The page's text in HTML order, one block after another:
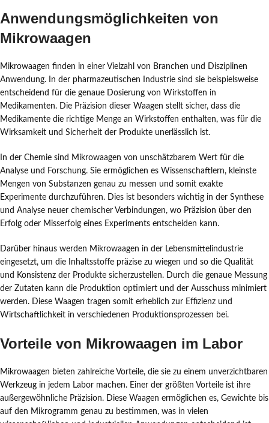
Anwendungsmöglichkeiten von
Mikrowaagen
Mikrowaagen finden in einer Vielzahl von Branchen und Disziplinen
Anwendung. In der pharmazeutischen Industrie sind sie beispielsweise
entscheidend für die genaue Dosierung von Wirkstoffen in
Medikamenten. Die Präzision dieser Waagen stellt sicher, dass die
Medikamente die richtige Menge an Wirkstoffen enthalten, was für die
Wirksamkeit und Sicherheit der Produkte unerlässlich ist.
In der Chemie sind Mikrowaagen von unschätzbarem Wert für die
Analyse und Forschung. Sie ermöglichen es Wissenschaftlern, kleinste
Mengen von Substanzen genau zu messen und somit exakte
Experimente durchzuführen. Dies ist besonders wichtig in der Synthese
und Analyse neuer chemischer Verbindungen, wo Präzision über den
Erfolg oder Misserfolg eines Experiments entscheiden kann.
Darüber hinaus werden Mikrowaagen in der Lebensmittelindustrie
eingesetzt, um die Inhaltsstoffe präzise zu wiegen und so die Qualität
und Konsistenz der Produkte sicherzustellen. Durch die genaue Messung
der Zutaten kann die Produktion optimiert und der Ausschuss minimiert
werden. Diese Waagen tragen somit erheblich zur Effizienz und
Wirtschaftlichkeit in verschiedenen Produktionsprozessen bei.
Vorteile von Mikrowaagen im Labor
Mikrowaagen bieten zahlreiche Vorteile, die sie zu einem unverzichtbaren
Werkzeug in jedem Labor machen. Einer der größten Vorteile ist ihre
außergewöhnliche Präzision. Diese Waagen ermöglichen es, Gewichte bis
auf den Mikrogramm genau zu bestimmen, was in vielen